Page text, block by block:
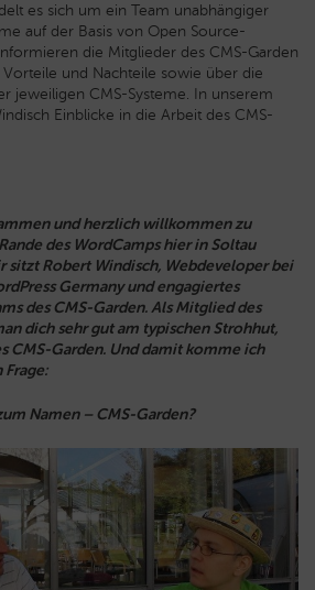
es sich um ein Team unabhängiger
auf der Basis von Open Source-
die Mitglieder des CMS-Garden
und Nachteile sowie über die
jeweiligen CMS-Systeme. In unserem
Einblicke in die Arbeit des CMS-
und herzlich willkommen zu
des WordCamps hier in Soltau
sitzt Robert Windisch, Webdeveloper bei
Germany und engagiertes
des CMS-Garden. Als Mitglied des
dich sehr gut am typischen Strohhut,
CMS-Garden. Und damit komme ich
Namen – CMS-Garden?